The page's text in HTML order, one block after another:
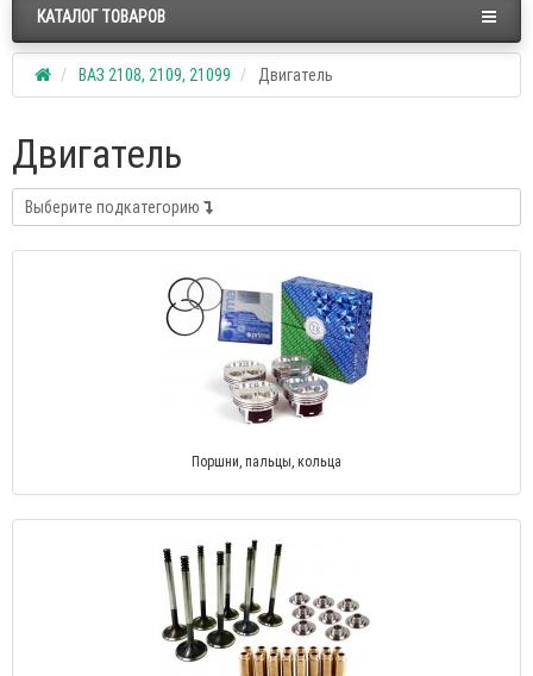
КАТАЛОГ ТОВАРОВ
ВАЗ 2108, 2109, 21099 Двигатель
Двигатель
Выберите подкатегорию
Поршни, пальцы, кольца